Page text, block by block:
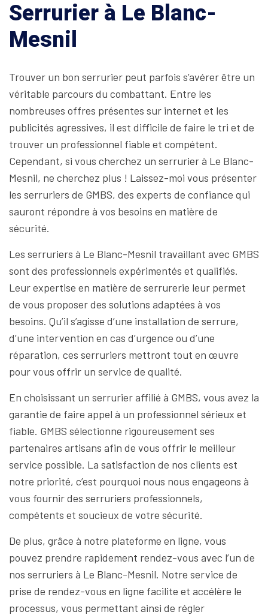
Serrurier à Le Blanc-
Mesnil
Trouver un bon serrurier peut parfois s’avérer être un
véritable parcours du combattant. Entre les
nombreuses offres présentes sur internet et les
publicités agressives, il est difficile de faire le tri et de
trouver un professionnel fiable et compétent.
Cependant, si vous cherchez un serrurier à Le Blanc-
Mesnil, ne cherchez plus ! Laissez-moi vous présenter
les serruriers de GMBS, des experts de confiance qui
sauront répondre à vos besoins en matière de
sécurité.
Les serruriers à Le Blanc-Mesnil travaillant avec GMBS
sont des professionnels expérimentés et qualifiés.
Leur expertise en matière de serrurerie leur permet
de vous proposer des solutions adaptées à vos
besoins. Qu’il s’agisse d’une installation de serrure,
d’une intervention en cas d’urgence ou d’une
réparation, ces serruriers mettront tout en œuvre
pour vous offrir un service de qualité.
En choisissant un serrurier affilié à GMBS, vous avez la
garantie de faire appel à un professionnel sérieux et
fiable. GMBS sélectionne rigoureusement ses
partenaires artisans afin de vous offrir le meilleur
service possible. La satisfaction de nos clients est
notre priorité, c’est pourquoi nous nous engageons à
vous fournir des serruriers professionnels,
compétents et soucieux de votre sécurité.
De plus, grâce à notre plateforme en ligne, vous
pouvez prendre rapidement rendez-vous avec l’un de
nos serruriers à Le Blanc-Mesnil. Notre service de
prise de rendez-vous en ligne facilite et accélère le
processus, vous permettant ainsi de régler